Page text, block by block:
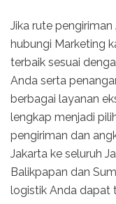
Jika rute
hubungi Marketing
terbaik sesuai
Anda serta
berbagai layanan
lengkap menjadi
pengiriman dan
Jakarta ke seluruh
Balikpapan dan
logistik Anda dapat